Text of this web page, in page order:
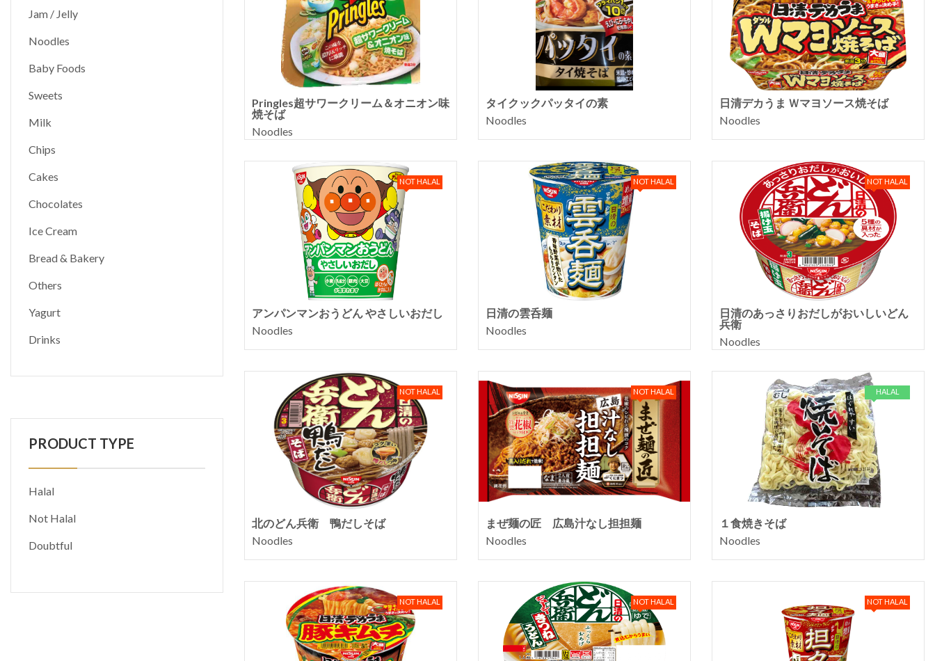
Jam / Jelly
Noodles
Baby Foods
Sweets
Milk
Chips
Cakes
Chocolates
Ice Cream
Bread & Bakery
Others
Yagurt
Drinks
PRODUCT TYPE
Halal
Not Halal
Doubtful
Pringles超サワークリーム＆オニオン味
焼そば
Noodles
タイクックパッタイの素
Noodles
日清デカうま Ｗマヨソース焼そば
Noodles
NOT HALAL
アンパンマンおうどん やさしいおだし
Noodles
NOT HALAL
日清の雲呑麺
Noodles
NOT HALAL
日清のあっさりおだしがおいしいどん
兵衛
Noodles
NOT HALAL
北のどん兵衛 鴨だしそば
Noodles
NOT HALAL
まぜ麺の匠 広島汁なし担担麺
Noodles
HALAL
１食焼きそば
Noodles
NOT HALAL NOT HALAL NOT HALAL